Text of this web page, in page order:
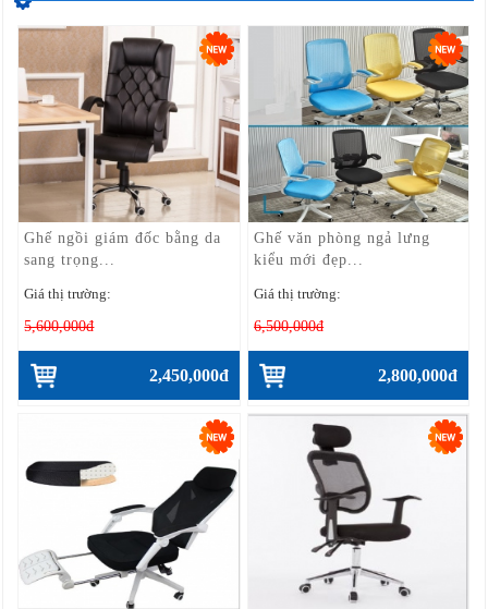
Ghế ngồi giám đốc bằng da
sang trọng...
Giá thị trường:
5,600,000đ
2,450,000đ
Ghế văn phòng ngả lưng
kiểu mới đẹp...
Giá thị trường:
6,500,000đ
2,800,000đ